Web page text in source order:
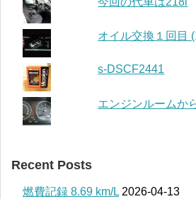
オイル交換１回目
s-DSCF2441
エンジンルームか
Recent Posts
燃費記録 8.69 km/L 2026-04-13